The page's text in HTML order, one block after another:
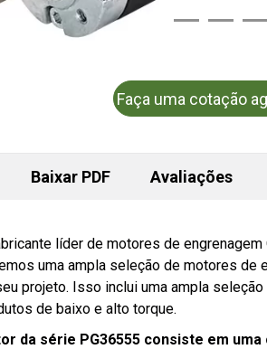
Faça uma cotação
Baixar PDF Avaliações
líder de motores de
uma ampla seleção de motores
projeto. Isso inclui uma ampla
de baixo e alto torque.
da série PG36555 consiste em